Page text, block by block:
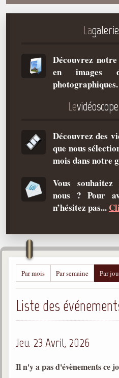
Contact / Accès
Plan d'accès
La doctrine Spirite
Qu'est-ce que c'est ?
Les bases du spiritisme
La doctrine d'Allan Kardec
But des manifestations
Médiums
Allan Kardec
1804-1869
Léon Denis
1846-1927
Gabriel Delanne
1910-2002
Divaldo Franco
1927-2025
La
Découvrez
en images
photographiques.
Le
Découvrez des
que nous
mois dans notre
Vous
nous ? Pour
n’hésitez pas...
Par mois Par semaine Par
Liste des
Jeu. 23 Avril, 2026
Il n'y a pas d'évènements ce